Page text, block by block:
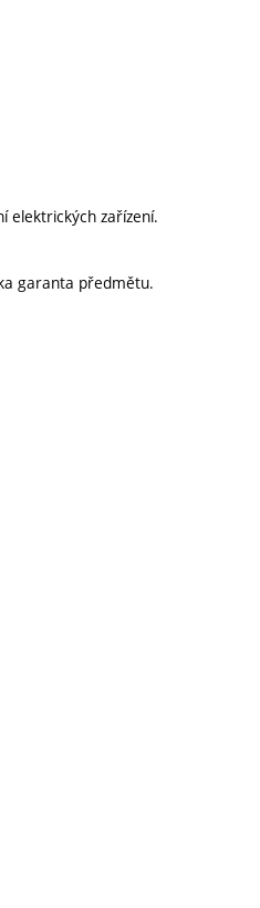
elektrických zařízení.
garanta předmětu.